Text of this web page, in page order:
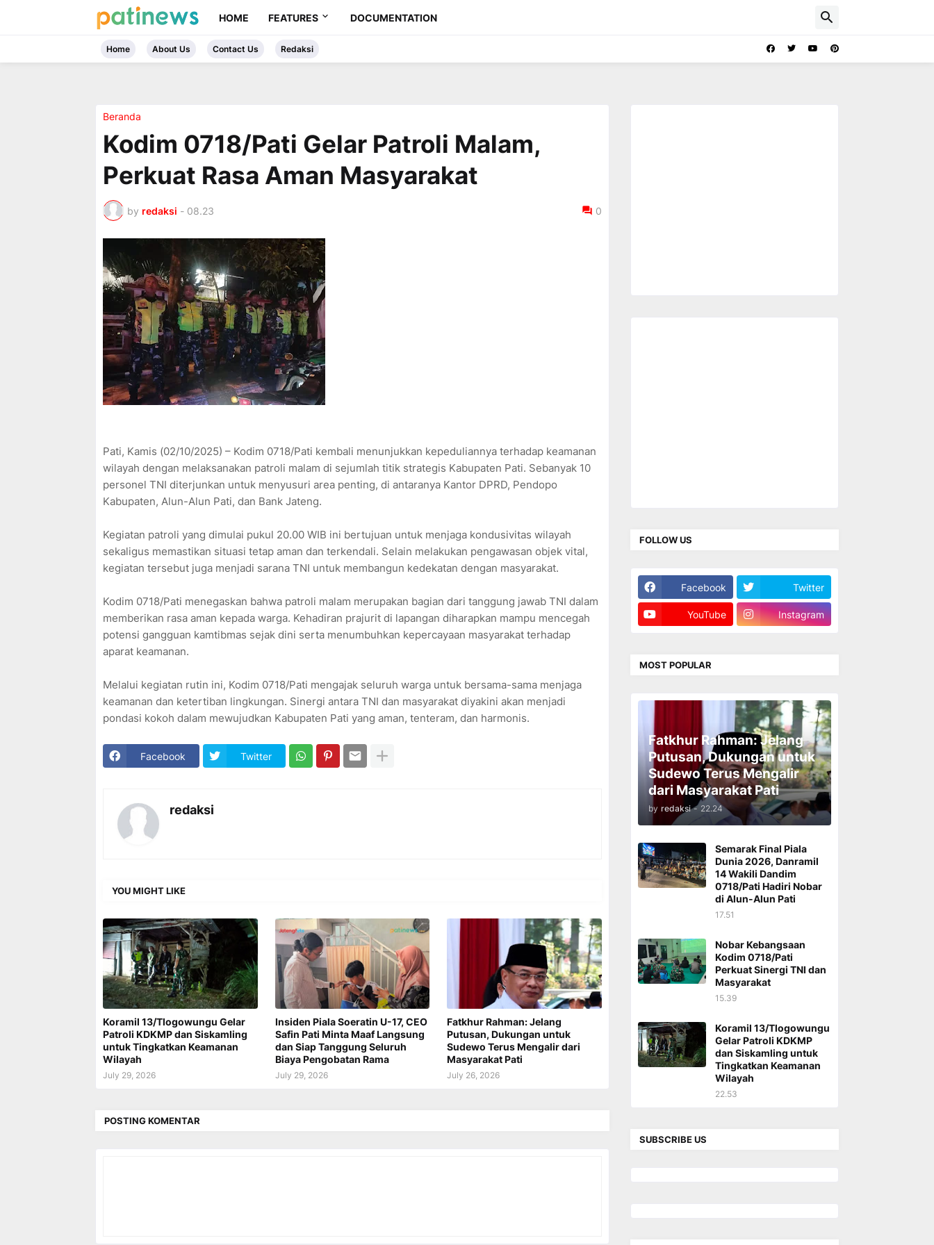
HOME FEATURES DOCUMENTATION
Home About Us Contact Us Redaksi
Beranda
Kodim 0718/Pati Gelar Patroli Malam,
Perkuat Rasa Aman Masyarakat
by redaksi - 08.23 0
Pati, Kamis (02/10/2025) – Kodim 0718/Pati kembali menunjukkan kepeduliannya terhadap keamanan
wilayah dengan melaksanakan patroli malam di sejumlah titik strategis Kabupaten Pati. Sebanyak 10
personel TNI diterjunkan untuk menyusuri area penting, di antaranya Kantor DPRD, Pendopo
Kabupaten, Alun-Alun Pati, dan Bank Jateng.
Kegiatan patroli yang dimulai pukul 20.00 WIB ini bertujuan untuk menjaga kondusivitas wilayah
sekaligus memastikan situasi tetap aman dan terkendali. Selain melakukan pengawasan objek vital,
kegiatan tersebut juga menjadi sarana TNI untuk membangun kedekatan dengan masyarakat.
Kodim 0718/Pati menegaskan bahwa patroli malam merupakan bagian dari tanggung jawab TNI dalam
memberikan rasa aman kepada warga. Kehadiran prajurit di lapangan diharapkan mampu mencegah
potensi gangguan kamtibmas sejak dini serta menumbuhkan kepercayaan masyarakat terhadap
aparat keamanan.
Melalui kegiatan rutin ini, Kodim 0718/Pati mengajak seluruh warga untuk bersama-sama menjaga
keamanan dan ketertiban lingkungan. Sinergi antara TNI dan masyarakat diyakini akan menjadi
pondasi kokoh dalam mewujudkan Kabupaten Pati yang aman, tenteram, dan harmonis.
Facebook Twitter
redaksi
YOU MIGHT LIKE
Koramil 13/Tlogowungu Gelar
Patroli KDKMP dan Siskamling
untuk Tingkatkan Keamanan
Wilayah
July 29, 2026
Insiden Piala Soeratin U-17, CEO
Safin Pati Minta Maaf Langsung
dan Siap Tanggung Seluruh
Biaya Pengobatan Rama
July 29, 2026
Fatkhur Rahman: Jelang
Putusan, Dukungan untuk
Sudewo Terus Mengalir dari
Masyarakat Pati
July 26, 2026
POSTING KOMENTAR
FOLLOW US
Facebook Twitter
YouTube Instagram
MOST POPULAR
Fatkhur Rahman: Jelang
Putusan, Dukungan untuk
Sudewo Terus Mengalir
dari Masyarakat Pati
by redaksi - 22.24
Semarak Final Piala
Dunia 2026, Danramil
14 Wakili Dandim
0718/Pati Hadiri Nobar
di Alun-Alun Pati
17.51
Nobar Kebangsaan
Kodim 0718/Pati
Perkuat Sinergi TNI dan
Masyarakat
15.39
Koramil 13/Tlogowungu
Gelar Patroli KDKMP
dan Siskamling untuk
Tingkatkan Keamanan
Wilayah
22.53
SUBSCRIBE US